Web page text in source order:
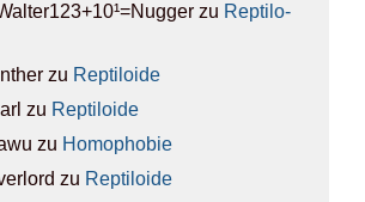
zu Rep­ti­lo­
zu Rep­ti­lo­ide
zu Rep­ti­lo­ide
zu Homo­pho­bie
zu Rep­ti­lo­ide